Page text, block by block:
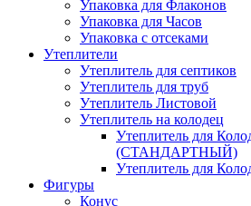
Упаковка для Флаконов
Упаковка для Часов
Упаковка с отсеками
Утеплители
Утеплитель для септиков
Утеплитель для труб
Утеплитель Листовой
Утеплитель на колодец
Утeплитель для
(СТАНДАРТНЫЙ)
Утеплитель для
Фигуры
Конус